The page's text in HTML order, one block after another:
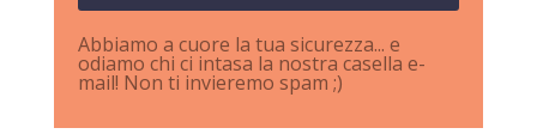
Abbiamo a cuore la tua sicurezza... e
odiamo chi ci intasa la nostra casella e-
mail! Non ti invieremo spam ;)